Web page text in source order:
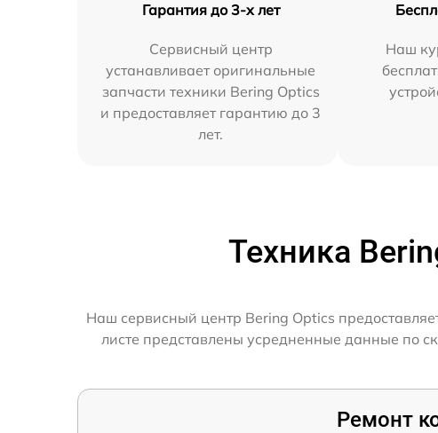
Гарантия до 3-х лет
Сервисный центр
устанавливает оригинальные
запчасти техники Bering Optics
и предоставляет гарантию до 3
лет.
Наш
Техника
Наш сервисный центр Bering Optics
листе представлены усредненные данные по
Ремонт